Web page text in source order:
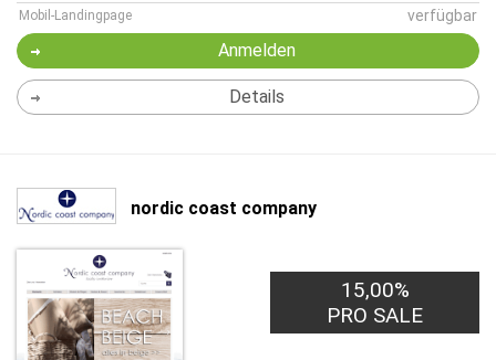
Mobil-Landingpage verfügbar
Anmelden
Details
nordic coast company
15,00%
PRO SALE